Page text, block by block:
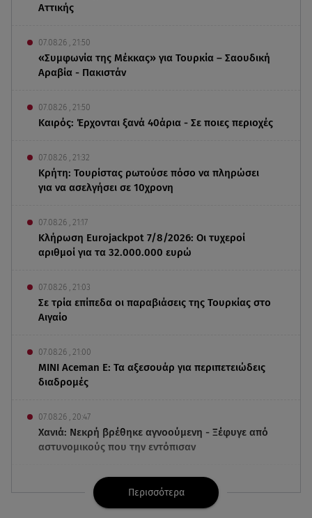
Αττικής
07.08.26 , 21:50
«Συμφωνία της Μέκκας» για Τουρκία – Σαουδική
Αραβία - Πακιστάν
07.08.26 , 21:50
Καιρός: Έρχονται ξανά 40άρια - Σε ποιες περιοχές
07.08.26 , 21:32
Κρήτη: Τουρίστας ρωτούσε πόσο να πληρώσει
για να ασελγήσει σε 10χρονη
07.08.26 , 21:17
Κλήρωση Eurojackpot 7/8/2026: Οι τυχεροί
αριθμοί για τα 32.000.000 ευρώ
07.08.26 , 21:03
Σε τρία επίπεδα οι παραβιάσεις της Τουρκίας στο
Αιγαίο
07.08.26 , 21:00
MINI Aceman E: Τα αξεσουάρ για περιπετειώδεις
διαδρομές
07.08.26 , 20:47
Χανιά: Νεκρή βρέθηκε αγνοούμενη - Ξέφυγε από
αστυνομικούς που την εντόπισαν
Μυστράς: Κρίσιμος για το κατηγορητήριο ο
χρόνος θανάτου του 90χρονου
Περισσότερα